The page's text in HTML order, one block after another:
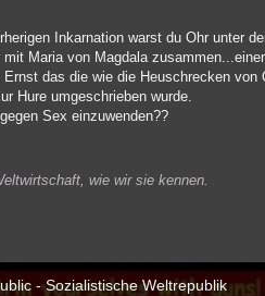
Inkarnation warst du Ohr unter
Maria von Magdala
das die wie die Heuschrecken
Hure umgeschrieben wurde.
Sex einzuwenden??
wie wir sie kennen.
- Sozialistische Weltrepublik